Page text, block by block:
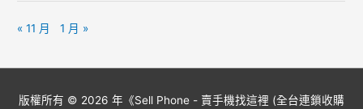
« 11 月 1 月 »
版權所有 © 2026 年《Sell Phone - 賣手機找這裡 (全台連鎖收購